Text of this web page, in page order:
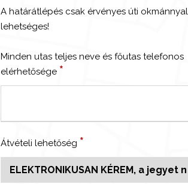
t
ó
L
u
n
o
A határátlépés csak érvényes úti okmánnyal
lehetséges!
Minden utas teljes neve és főutas telefonos
elérhetősége *
Átvételi lehetőség *